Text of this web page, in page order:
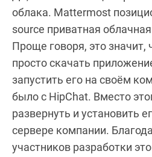
облака. Mattermost
source приватная облачная
Проще говоря, это
просто скачать
запустить его на своём
было с HipChat. Вместо
развернуть и установить
сервере компании.
участников разработки